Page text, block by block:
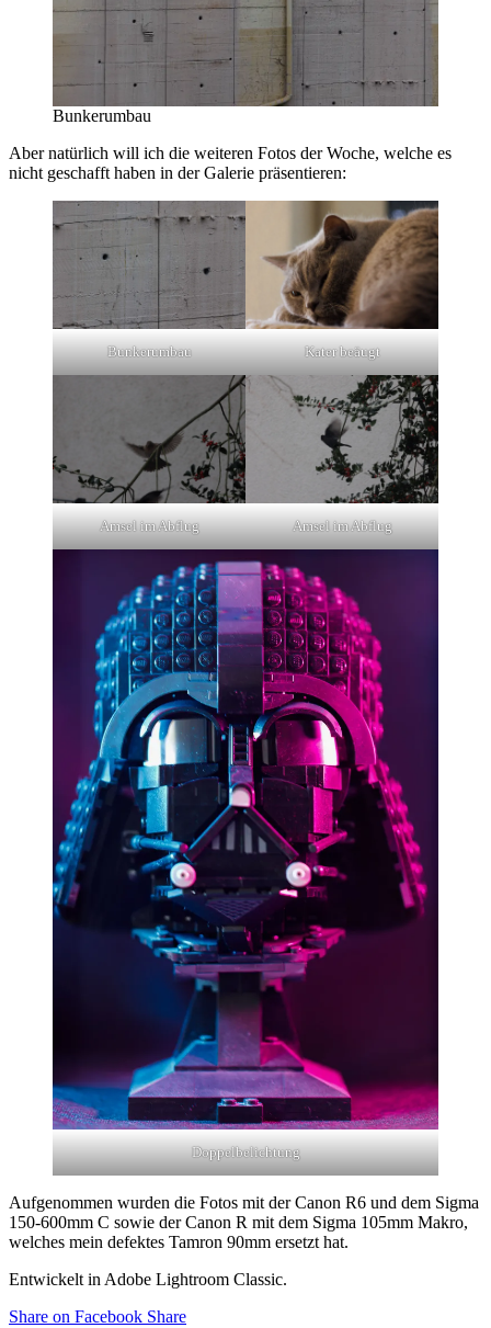
Bunkerumbau
Aber natürlich will ich die weiteren Fotos der Woche, welche es
nicht geschafft haben in der Galerie präsentieren:
Bunkerumbau Kater beäugt
Amsel im Abflug Amsel im Abflug
Doppelbelichtung
Aufgenommen wurden die Fotos mit der Canon R6 und dem Sigma
150-600mm C sowie der Canon R mit dem Sigma 105mm Makro,
welches mein defektes Tamron 90mm ersetzt hat.
Entwickelt in Adobe Lightroom Classic.
Share on Facebook Share